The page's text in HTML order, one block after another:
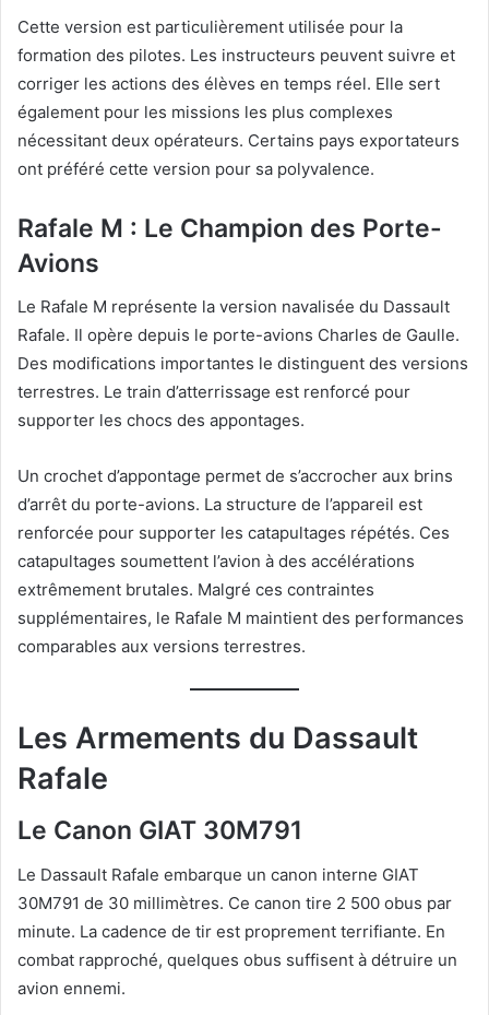
Cette version est particulièrement utilisée pour la
formation des pilotes. Les instructeurs peuvent suivre et
corriger les actions des élèves en temps réel. Elle sert
également pour les missions les plus complexes
nécessitant deux opérateurs. Certains pays exportateurs
ont préféré cette version pour sa polyvalence.
Rafale M : Le Champion des Porte-
Avions
Le Rafale M représente la version navalisée du Dassault
Rafale. Il opère depuis le porte-avions Charles de Gaulle.
Des modifications importantes le distinguent des versions
terrestres. Le train d’atterrissage est renforcé pour
supporter les chocs des appontages.
Un crochet d’appontage permet de s’accrocher aux brins
d’arrêt du porte-avions. La structure de l’appareil est
renforcée pour supporter les catapultages répétés. Ces
catapultages soumettent l’avion à des accélérations
extrêmement brutales. Malgré ces contraintes
supplémentaires, le Rafale M maintient des performances
comparables aux versions terrestres.
Les Armements du Dassault
Rafale
Le Canon GIAT 30M791
Le Dassault Rafale embarque un canon interne GIAT
30M791 de 30 millimètres. Ce canon tire 2 500 obus par
minute. La cadence de tir est proprement terrifiante. En
combat rapproché, quelques obus suffisent à détruire un
avion ennemi.